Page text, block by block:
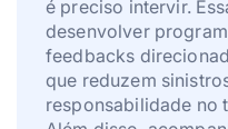
é preciso intervir.
desenvolver
feedbacks
que reduzem
responsabilidade no